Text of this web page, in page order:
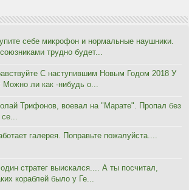
себе микрофон и нормальные наушники.
трудно будет...
С наступившим Новым Годом 2018 У
Можно ли как -нибудь о...
Трифонов, воевал на "Марате". Пропал без
галерея. Поправьте пожалуйста....
стратег выискался.... А ты посчитал,
кораблей было у Ге...